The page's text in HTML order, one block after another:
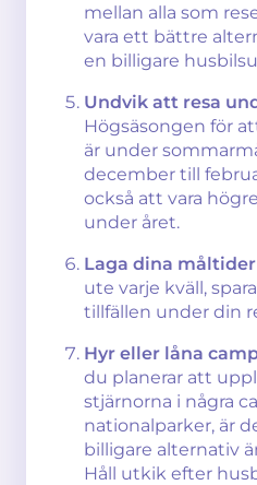
mellan alla som
vara ett bättre
en billigare
Undvik att resa
Högsäsongen för
är under
december till
också att vara
under året.
Laga dina måltider
ute varje kväll,
tillfällen under din
Hyr eller låna
du planerar att
stjärnorna i några
nationalparker, är
billigare alternativ
Håll utkik efter